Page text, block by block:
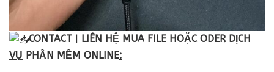
CONTACT
LIÊN HỆ MUA FILE HOẶC ODER DỊCH
VỤ PHẦN MỀM ONLINE: